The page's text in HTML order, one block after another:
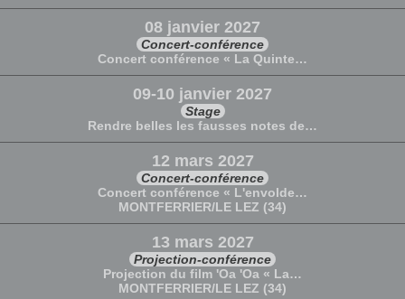
08 janvier 2027
Concert-conférence
Concert conférence « La Quinte…
09-10 janvier 2027
Stage
Rendre belles les fausses notes de…
12 mars 2027
Concert-conférence
Concert conférence « L'envolde…
MONTFERRIER/LE LEZ (34)
13 mars 2027
Projection-conférence
Projection du film 'Oa 'Oa « La…
MONTFERRIER/LE LEZ (34)